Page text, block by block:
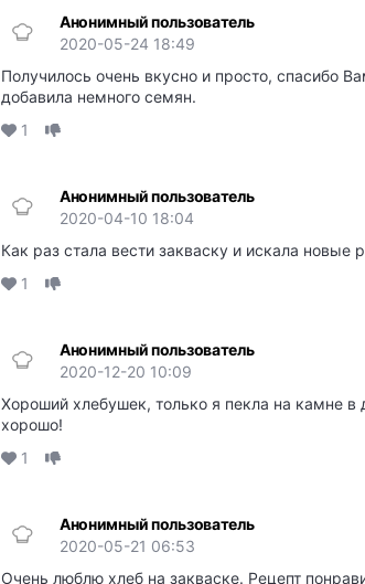
Анонимный пользователь
2020-05-24 18:49
Получилось очень вкусно и просто, спасибо
добавила немного семян.
1
Анонимный пользователь
2020-04-10 18:04
Как раз стала вести закваску и искала новые
1
Анонимный пользователь
2020-12-20 10:09
Хороший хлебушек, только я пекла на камне в
хорошо!
1
Анонимный пользователь
2020-05-21 06:53
Очень люблю хлеб на закваске. Рецепт